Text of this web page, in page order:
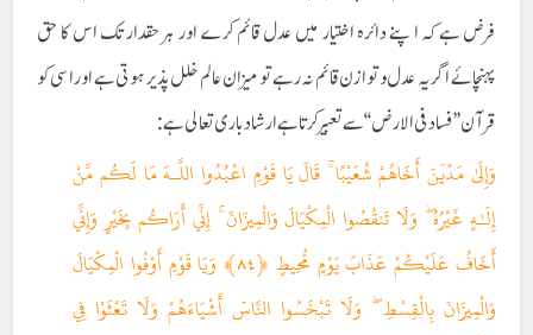
فرض ہے کہ اپنے دائرہ اختیار میں عدل قائم کرے اور ہر حقدار تک اس کا حق
پہنچائے اگر یہ عدل و توازن قائم نہ رہے تو میزان عالم خلل پذیر ہوتی ہے اور اسی کو
قرآن’’ فساد فی الارض‘‘ سے تعبیر کرتا ہے ارشاد بار ی تعالی ہے :
وَإِلَىٰ مَدْيَنَ أَخَاهُمْ شُعَيْبًا ۚ قَالَ يَا قَوْمِ اعْبُدُوا اللَّـهَ مَا لَكُم مِّنْ
إِلَـٰهٍ غَيْرُهُ ۖ وَلَا تَنقُصُوا الْمِكْيَالَ وَالْمِيزَانَ ۚ إِنِّي أَرَاكُم بِخَيْرٍ وَإِنِّي
أَخَافُ عَلَيْكُمْ عَذَابَ يَوْمٍ مُّحِيطٍ ﴿٨٤﴾ وَيَا قَوْمِ أَوْفُوا الْمِكْيَالَ
وَالْمِيزَانَ بِالْقِسْطِ ۖ وَلَا تَبْخَسُوا النَّاسَ أَشْيَاءَهُمْ وَلَا تَعْثَوْا فِي